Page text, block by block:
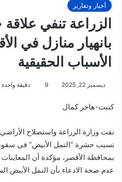
أخبار وتقارير
الزراعة تنفي
بانهيار منازل في
الأسباب الحقيقية
ديسمبر 22, 2025 9 دقيقة واحدة
كتبت-هاجر كمال
نفت وزارة الزراعة واستصلاح
بمحافظة الأقصر، مؤكدة أن المعاينات
عدم صحة الادعاء بأن النمل الأبيض